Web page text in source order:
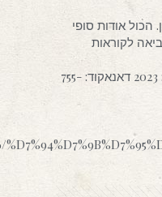
אודות סופי
לקוראות
הספר זכה בתמיכת קרן רבינוביץ'. מגיל 14 ומעלה כריכה רכה, 320 עמודים תאריך הוצאה לאור: 2023 דאנאקוד: 755-